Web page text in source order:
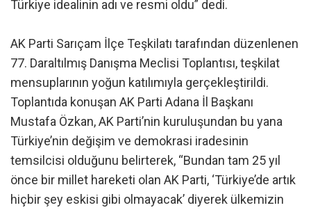
Türkiye idealinin adı ve resmi oldu” dedi.
AK Parti Sarıçam İlçe Teşkilatı tarafından düzenlenen
77. Daraltılmış Danışma Meclisi Toplantısı, teşkilat
mensuplarının yoğun katılımıyla gerçekleştirildi.
Toplantıda konuşan AK Parti Adana İl Başkanı
Mustafa Özkan, AK Parti’nin kuruluşundan bu yana
Türkiye’nin değişim ve demokrasi iradesinin
temsilcisi olduğunu belirterek, “Bundan tam 25 yıl
önce bir millet hareketi olan AK Parti, ‘Türkiye’de artık
hiçbir şey eskisi gibi olmayacak’ diyerek ülkemizin